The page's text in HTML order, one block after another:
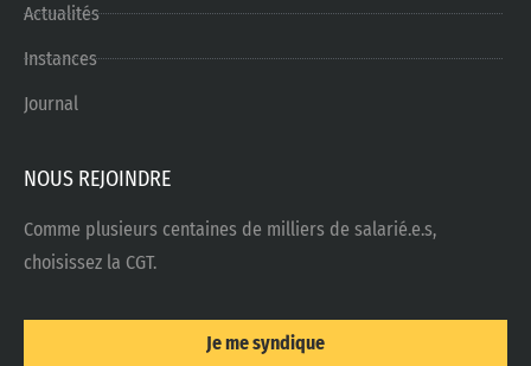
Actualités
Instances
Journal
NOUS REJOINDRE
Comme plusieurs centaines de milliers de salarié.e.s,
choisissez la CGT.
Je me syndique